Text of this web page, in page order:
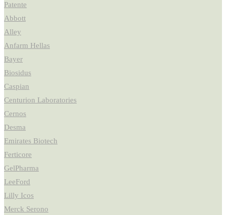
Patente
Abbott
Alley
Anfarm Hellas
Bayer
Biosidus
Caspian
Centurion Laboratories
Cernos
Desma
Emirates Biotech
Ferticore
GelPharma
LeeFord
Lilly Icos
Merck Serono